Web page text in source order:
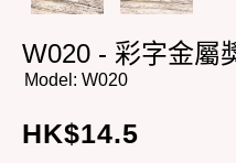
W020 - 彩字金屬
Model: W020
HK$14.5